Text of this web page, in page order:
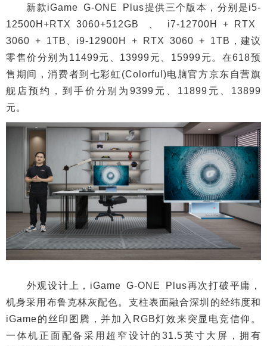
新款iGame G-ONE Plus提供三个版本，分别是i5-
12500H+RTX 3060+512GB、i7-12700H + RTX
3060 + 1TB、i9-12900H + RTX 3060 + 1TB，建议
零售价分别为11499元、13999元、15999元。在618预
售期间，消费者到七彩虹(Colorful)电脑官方京东自营旗
舰店预约，到手价分别为9399元、11899元、13899
元。
外观设计上，iGame G-ONE Plus再次打破平庸，
机身采用布鲁克林灰配色。支柱表面融合深圳的经纬度和
iGame的丝印图腾，并加入RGB灯效来突显电竞信仰。
一体机正面配备采用超窄设计的31.5英寸大屏，拥有